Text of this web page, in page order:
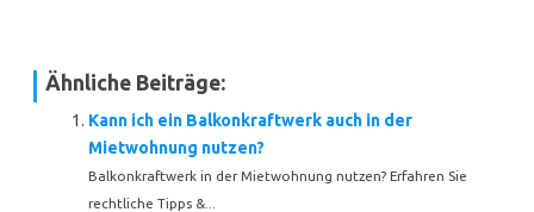
Ähnliche Beiträge:
Kann ich ein Balkonkraftwerk auch in der
Mietwohnung nutzen?
Balkonkraftwerk in der Mietwohnung nutzen? Erfahren Sie
rechtliche Tipps &...